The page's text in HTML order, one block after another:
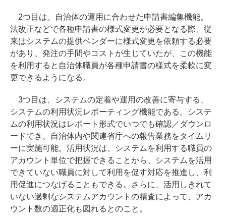
2つ目は、自治体の運用に合わせた申請書編集機能。
法改正などで各種申請書の様式変更が必要となる際、従
来はシステムの提供ベンダーに様式変更を依頼する必要
があり、発注の手間やコストが生じていたが、この機能
を利用すると自治体職員が各種申請書の様式を柔軟に変
更できるようになる。
3つ目は、システムの定着や運用の改善に寄与する、
システムの利用状況レポーティング機能である。システ
ムの利用状況はレポート形式でいつでも確認／ダウンロ
ードでき、自治体内や関連省庁への報告業務をタイムリ
ーに実施可能。活用状況は、システムを利用する職員の
アカウント単位で把握できることから、システムを活用
できていない職員に対して利用を促す対応を推進し、利
用促進につなげることもできる。さらに、活用しきれて
いない過剰なシステムアカウントの精査によって、アカ
ウント数の適正化も図れるとのこと。